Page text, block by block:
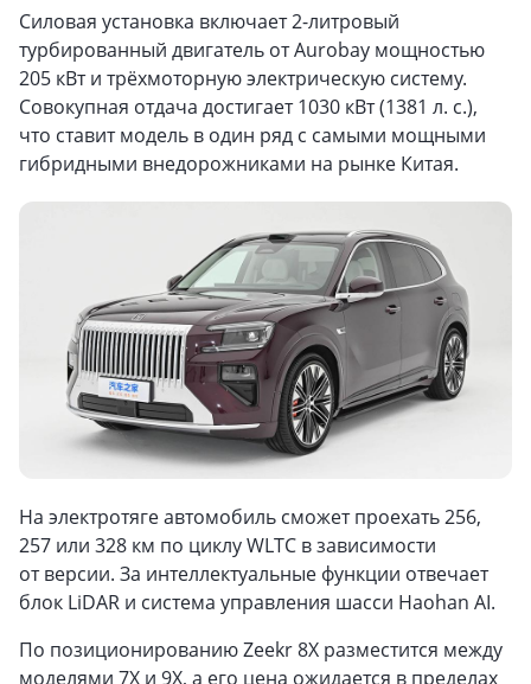
Силовая установка включает 2-литровый
турбированный двигатель от Aurobay мощностью
205 кВт и трёхмоторную электрическую систему.
Совокупная отдача достигает 1030 кВт (1381 л. с.),
что ставит модель в один ряд с самыми мощными
гибридными внедорожниками на рынке Китая.
На электротяге автомобиль сможет проехать 256,
257 или 328 км по циклу WLTC в зависимости
от версии. За интеллектуальные функции отвечает
блок LiDAR и система управления шасси Haohan AI.
По позиционированию Zeekr 8X разместится между
моделями 7X и 9X, а его цена ожидается в пределах